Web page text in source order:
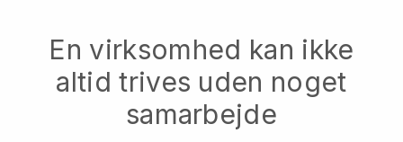
En virksomhed kan ikke
altid trives uden noget
samarbejde